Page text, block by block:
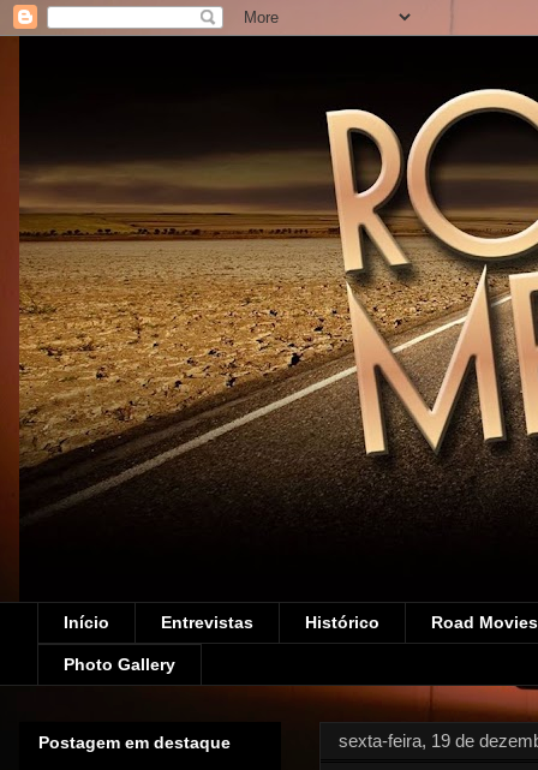
Início Entrevistas Histórico Road
Photo Gallery
sexta-feira, 19 de
Postagem em destaque